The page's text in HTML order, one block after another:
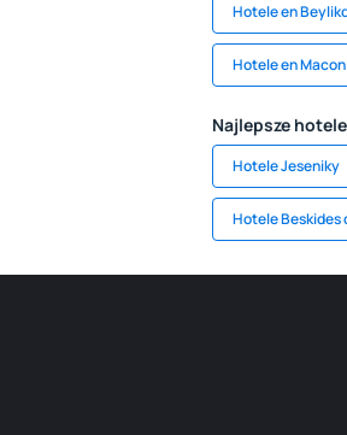
Hotele en
Hotele en Macon
Najlepsze
Hotele Jeseniky
Hotele Beskides